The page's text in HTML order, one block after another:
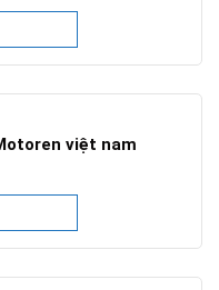
việt nam